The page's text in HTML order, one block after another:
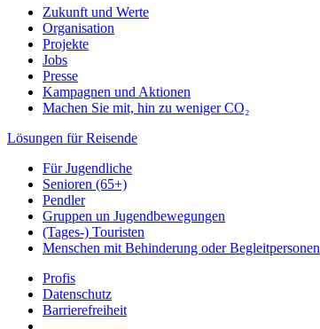
Zukunft und Werte
Organisation
Projekte
Jobs
Presse
Kampagnen und Aktionen
Machen Sie mit, hin zu weniger CO₂
Lösungen für Reisende
Für Jugendliche
Senioren (65+)
Pendler
Gruppen un Jugendbewegungen
(Tages-) Touristen
Menschen mit Behinderung oder Begleitpersonen
Profis
Datenschutz
Barrierefreiheit